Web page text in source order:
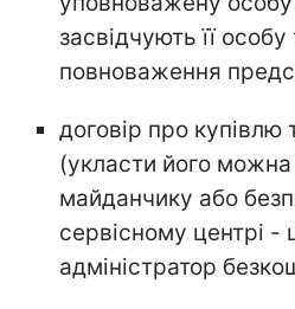
засвідчують її
повноваження
договір про
(укласти його можна
майданчику або
сервісному центрі -
адміністратор